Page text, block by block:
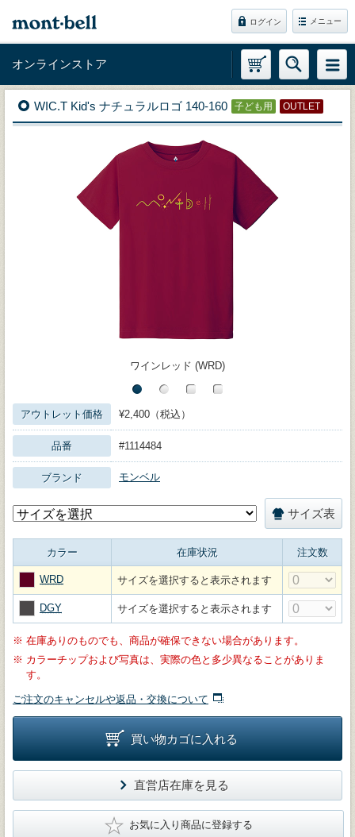
ログイン メニュー
オンラインストア
WIC.T Kid's ナチュラルロゴ 140-160 子ども用 OUTLET
ワインレッド (WRD)
アウトレット価格 ¥2,400（税込）
品番 #1114484
ブランド モンベル
サイズ表
カラー 在庫状況 注文数
WRD サイズを選択すると表示されます
DGY サイズを選択すると表示されます
※ 在庫ありのものでも、商品が確保できない場合があります。
※ カラーチップおよび写真は、実際の色と多少異なることがありま
す。
ご注文のキャンセルや返品・交換について
買い物カゴに入れる
直営店在庫を見る
★ お気に入り商品に登録する